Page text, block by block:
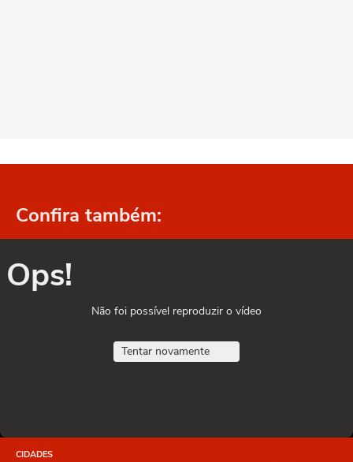
Confira também:
Ops!
Não foi possível reproduzir o vídeo
Tentar novamente
CIDADES